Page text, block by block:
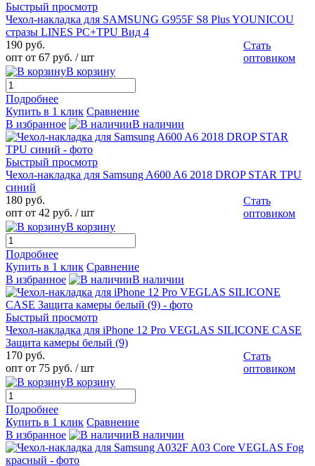
Быстрый просмотр
Чехол-накладка для SAMSUNG G955F S8 Plus YOUNICOU
стразы LINES PC+TPU Вид 4
190 руб.
опт от 67 руб. / шт
Стать
оптовиком
В корзину
Подробнее
Купить в 1 клик Сравнение
В избранное
В наличии
Быстрый просмотр
Чехол-накладка для Samsung A600 A6 2018 DROP STAR TPU
синий
180 руб.
опт от 42 руб. / шт
Стать
оптовиком
В корзину
Подробнее
Купить в 1 клик Сравнение
В избранное
В наличии
Быстрый просмотр
Чехол-накладка для iPhone 12 Pro VEGLAS SILICONE CASE
Защита камеры белый (9)
170 руб.
опт от 75 руб. / шт
Стать
оптовиком
В корзину
Подробнее
Купить в 1 клик Сравнение
В избранное
В наличии